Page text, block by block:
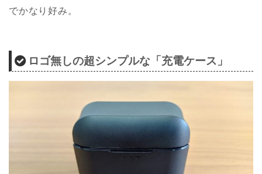
でかなり好み。
ロゴ無しの超シンプルな「充電ケース」